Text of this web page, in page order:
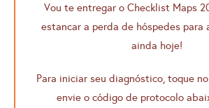
Vou te entregar o Checklist Maps
estancar a perda de hóspedes para
ainda hoje!
Para iniciar seu diagnóstico, toque
envie o código de protocolo